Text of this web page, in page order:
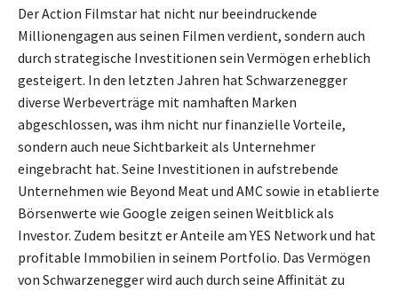
Der Action Filmstar hat nicht nur beeindruckende
Millionengagen aus seinen Filmen verdient, sondern auch
durch strategische Investitionen sein Vermögen erheblich
gesteigert. In den letzten Jahren hat Schwarzenegger
diverse Werbeverträge mit namhaften Marken
abgeschlossen, was ihm nicht nur finanzielle Vorteile,
sondern auch neue Sichtbarkeit als Unternehmer
eingebracht hat. Seine Investitionen in aufstrebende
Unternehmen wie Beyond Meat und AMC sowie in etablierte
Börsenwerte wie Google zeigen seinen Weitblick als
Investor. Zudem besitzt er Anteile am YES Network und hat
profitable Immobilien in seinem Portfolio. Das Vermögen
von Schwarzenegger wird auch durch seine Affinität zu